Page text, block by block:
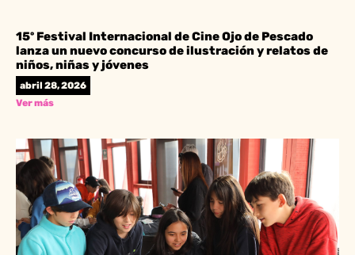
15º Festival Internacional de Cine Ojo de Pescado
lanza un nuevo concurso de ilustración y relatos de
niños, niñas y jóvenes
abril 28, 2026
Ver más